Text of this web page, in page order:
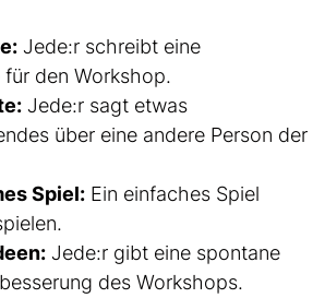
Jede:r schreibt eine
den Workshop.
Jede:r sagt etwas
über eine andere Person der
Spiel: Ein einfaches Spiel
Jede:r gibt eine spontane
des Workshops.